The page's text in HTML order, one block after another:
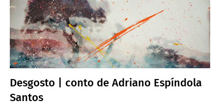
Desgosto | conto de Adriano Espíndola
Santos